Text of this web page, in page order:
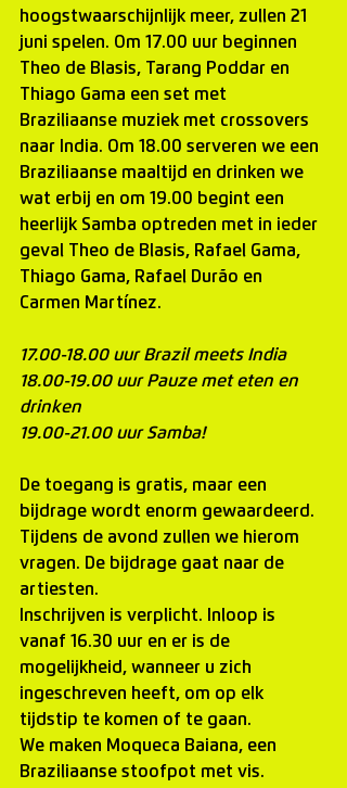
hoogstwaarschijnlijk meer, zullen 21
juni spelen. Om 17.00 uur beginnen
Theo de Blasis, Tarang Poddar en
Thiago Gama een set met
Braziliaanse muziek met crossovers
naar India. Om 18.00 serveren we een
Braziliaanse maaltijd en drinken we
wat erbij en om 19.00 begint een
heerlijk Samba optreden met in ieder
geval Theo de Blasis, Rafael Gama,
Thiago Gama, Rafael Durão en
Carmen Martínez.
17.00-18.00 uur Brazil meets India
18.00-19.00 uur Pauze met eten en
drinken
19.00-21.00 uur Samba!
De toegang is gratis, maar een
bijdrage wordt enorm gewaardeerd.
Tijdens de avond zullen we hierom
vragen. De bijdrage gaat naar de
artiesten.
Inschrijven is verplicht. Inloop is
vanaf 16.30 uur en er is de
mogelijkheid, wanneer u zich
ingeschreven heeft, om op elk
tijdstip te komen of te gaan.
We maken Moqueca Baiana, een
Braziliaanse stoofpot met vis.